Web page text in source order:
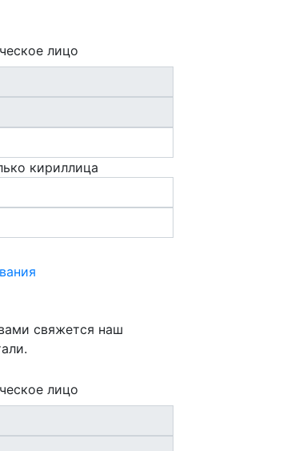
лицо
кириллица
свяжется наш
лицо